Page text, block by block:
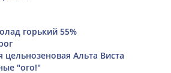
горький 55%
Альта Виста
"ого!"